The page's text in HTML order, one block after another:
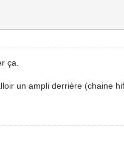
ça.
un ampli derrière (chaine